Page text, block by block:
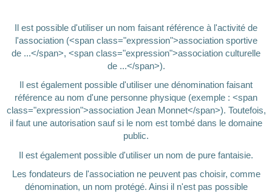
Il est possible d'utiliser un nom faisant référence à l'activité de
l'association (<span class="expression">association sportive
de ...</span>, <span class="expression">association culturelle
de ...</span>).
Il est également possible d'utiliser une dénomination faisant
référence au nom d'une personne physique (exemple : <span
class="expression">association Jean Monnet</span>). Toutefois,
il faut une autorisation sauf si le nom est tombé dans le domaine
public.
Il est également possible d'utiliser un nom de pure fantaisie.
Les fondateurs de l'association ne peuvent pas choisir, comme
dénomination, un nom protégé. Ainsi il n'est pas possible